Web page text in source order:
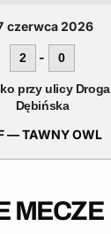
czerwca 2026
2 - 0
przy ulicy Droga
Dębińska
— TAWNY OWL
MECZE